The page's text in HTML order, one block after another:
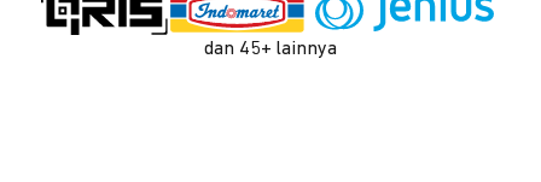
dan 45+ lainnya